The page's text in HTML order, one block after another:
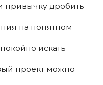
привычку дробить
на понятном
искать
проект можно